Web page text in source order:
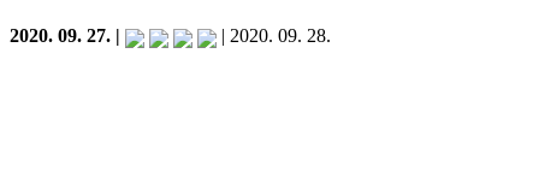
2020. 09. 27. | | 2020. 09. 28.